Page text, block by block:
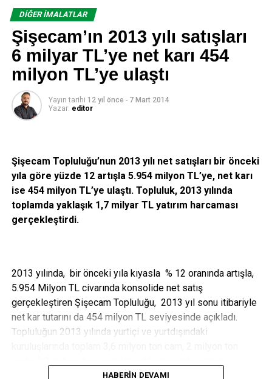
Merkezi ortaklığıyla, dijital çalışmalara değer katarak
inovatif çözümler sunacak. Şirketin akıllı üretim sistemleri,
veri analitiği ve makine öğrenmesi alanlarındaki projelerde
yer almasının yanı sıra, CITS’in paydaşlar ve karar vericiler
tarafından “güvenilir iş ortağı” olarak yarattığı birlikteliklerin
sürdürülmesi yönünde çalışmalar gerçekleştirecek.
CITS bünyesine katılmadan önce 2018 yılından bu yana
Mavi’de Global IT Direktörü (Global CIO) pozisyonunda yer
yıl Raks Elektronik’te iş hayatına atıldı. 1996 yılından
itibaren Bimsa, PwC Danışmanlık Hizmetleri, IBM Global
Business Services ve KPMG Türkiye kurumlarında
danışman, proje yöneticisi, direktör gibi pozisyonlarda
çalışmalarını yürüttü. 2012 yılının Kasım ayı ila 2018 yılları
Ertan Göral, evli ve 1 çocuk sahibidir. Amatör olarak
yelken, bilardo ve fotoğrafçılıkla ilgilenen Göral Turkish
Business Network ve CIO Kulübü Üyesi’dir.
DIĞER İMALATLAR
Şişecam’ın 2013 yılı satışları
6 milyar TL’ye net karı 454
milyon TL’ye ulaştı
Yayın tarihi 12 yıl önce - 7 Mart 2014
Yazar: editor
Şişecam Topluluğu’nun 2013 yılı net satışları bir önceki
yıla göre yüzde 12 artışla 5.954 milyon TL’ye, net karı
ise 454 milyon TL’ye ulaştı. Topluluk, 2013 yılında
toplamda yaklaşık 1,7 milyar TL yatırım harcaması
gerçekleştirdi.
2013 yılında, bir önceki yıla kıyasla % 12 oranında artışla,
5.954 Milyon TL civarında konsolide net satış
gerçekleştiren Şişecam Topluluğu, 2013 yıl sonu itibariyle
net kar tutarını da 454 milyon TL seviyesinde açıkladı.
Topluluğun 2013 yılında yurtiçi ve yurtdışındaki
HABERIN DEVAMI